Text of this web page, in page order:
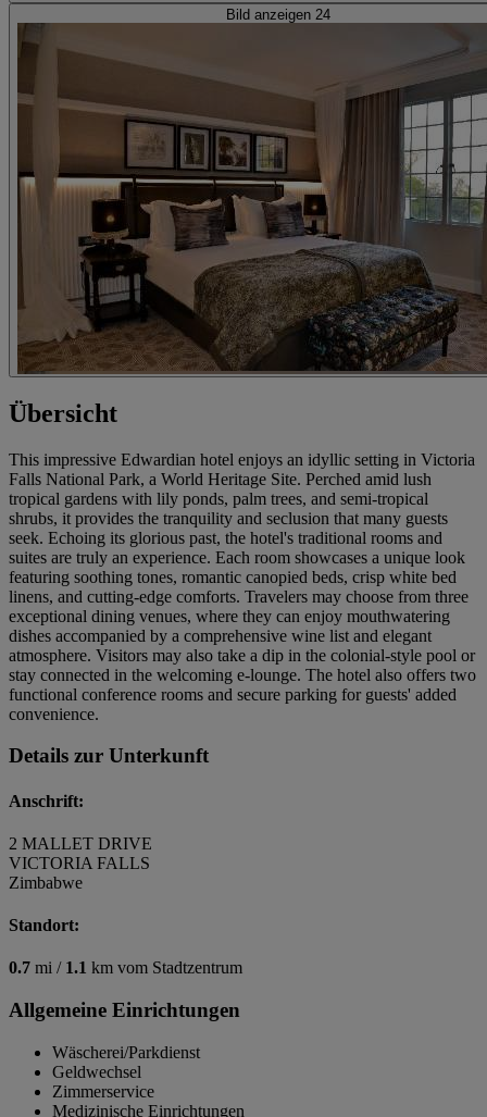
Bild anzeigen 24
Übersicht
This impressive Edwardian hotel enjoys an idyllic setting in Victoria
Falls National Park, a World Heritage Site. Perched amid lush
tropical gardens with lily ponds, palm trees, and semi-tropical
shrubs, it provides the tranquility and seclusion that many guests
seek. Echoing its glorious past, the hotel's traditional rooms and
suites are truly an experience. Each room showcases a unique look
featuring soothing tones, romantic canopied beds, crisp white bed
linens, and cutting-edge comforts. Travelers may choose from three
exceptional dining venues, where they can enjoy mouthwatering
dishes accompanied by a comprehensive wine list and elegant
atmosphere. Visitors may also take a dip in the colonial-style pool or
stay connected in the welcoming e-lounge. The hotel also offers two
functional conference rooms and secure parking for guests' added
convenience.
Details zur Unterkunft
Anschrift:
2 MALLET DRIVE
VICTORIA FALLS
Zimbabwe
Standort:
0.7 mi / 1.1 km vom Stadtzentrum
Allgemeine Einrichtungen
Wäscherei/Parkdienst
Geldwechsel
Zimmerservice
Medizinische Einrichtungen